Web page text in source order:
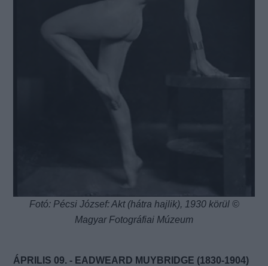
Fotó: Pécsi József: Akt (hátra hajlik), 1930 körül ©
Magyar Fotográfiai Múzeum
ÁPRILIS 09. - EADWEARD MUYBRIDGE (1830-1904)